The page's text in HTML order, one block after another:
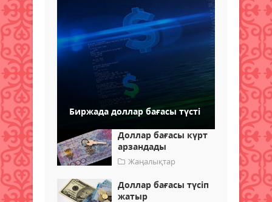
Биржада доллар бағасы түсті
Доллар бағасы күрт
арзандады
Жаңалықтар
Доллар бағасы түсіп
жатыр